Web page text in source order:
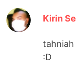
Kirin
tahniah
:D